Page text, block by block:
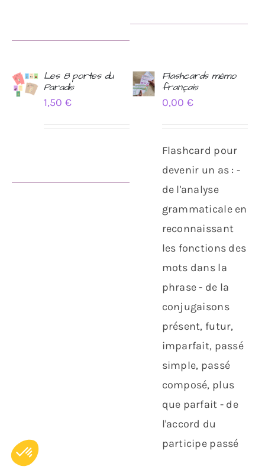
AJOUTER
Les 8 portes du
Paradis
1,50€
AJOUTER
Flashcards mémo
français
0,00 €
Flashcard pour
devenir un as : -
de l'analyse
grammaticale en
reconnaissant
les fonctions des
mots dans la
phrase - de la
conjugaisons
présent, futur,
imparfait, passé
simple, passé
composé, plus
que parfait - de
l'accord du
participe passé